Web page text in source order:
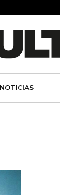
NOTICIAS